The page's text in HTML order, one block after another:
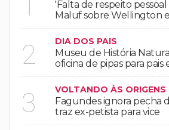
'Falta de respeito pessoal
Maluf sobre Wellington
2 DIA DOS PAIS
Museu de História
oficina de pipas para pais
3 VOLTANDO ÀS ORIGENS
Fagundes ignora pecha
traz ex-petista para vice